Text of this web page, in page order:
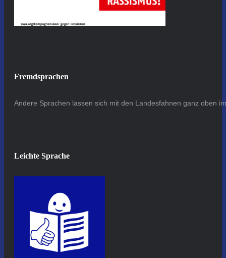
Fremdsprachen
Andere Sprachen lassen sich mit den Landesfahnen ganz oben
Leichte Sprache